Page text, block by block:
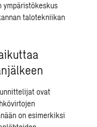
ympäristökeskus
talotekniikan
ovat
on esimerkiksi